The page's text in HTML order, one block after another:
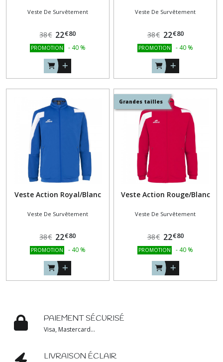
Veste De Survêtement
38€ 22€80
PROMOTION - 40 %
Veste De Survêtement
38€ 22€80
PROMOTION - 40 %
Veste Action Royal/Blanc
Veste De Survêtement
38€ 22€80
PROMOTION - 40 %
Grandes tailles
Veste Action Rouge/Blanc
Veste De Survêtement
38€ 22€80
PROMOTION - 40 %
PAIEMENT SÉCURISÉ
Visa, Mastercard...
LIVRAISON ÉCLAIR